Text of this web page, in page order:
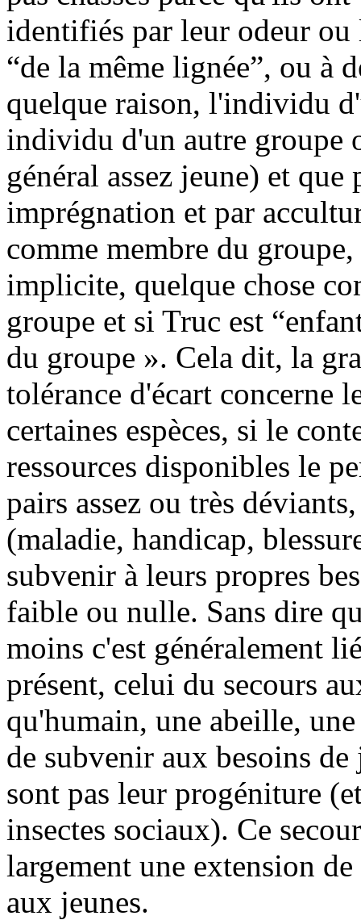
identifiés par leur odeur
“de la même lignée”, ou à
quelque raison, l'individu
individu d'un autre groupe
général assez jeune) et que
imprégnation et par
comme membre du
implicite, quelque chose
groupe et si Truc est
du groupe ». Cela dit, la
tolérance d'écart concerne
certaines espèces, si le
ressources disponibles le
pairs assez ou très
(maladie, handicap,
subvenir à leurs propres
faible ou nulle. Sans dire
moins c'est généralement
présent, celui du secours
qu'humain, une abeille,
de subvenir aux besoins
sont pas leur progéniture
insectes sociaux). Ce
largement une extension
aux jeunes.